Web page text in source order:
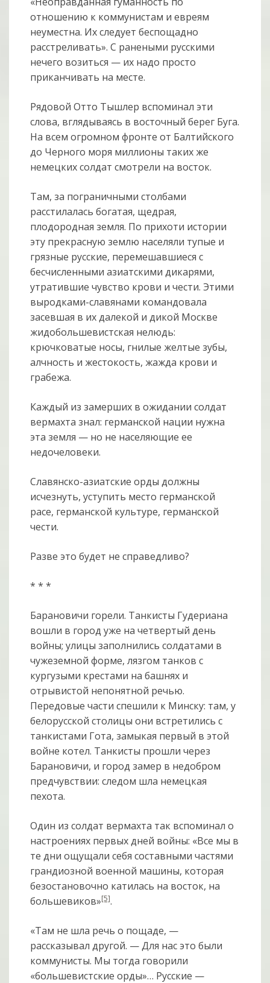
отношению к коммунистам и евреям
неуместна. Их следует беспощадно
расстреливать». С ранеными русскими
нечего возиться — их надо просто
приканчивать на месте.
Рядовой Отто Тышлер вспоминал эти
слова, вглядываясь в восточный берег Буга.
На всем огромном фронте от Балтийского
до Черного моря миллионы таких же
немецких солдат смотрели на восток.
Там, за пограничными столбами
расстилалась богатая, щедрая,
плодородная земля. По прихоти истории
эту прекрасную землю населяли тупые и
грязные русские, перемешавшиеся с
бесчисленными азиатскими дикарями,
утратившие чувство крови и чести. Этими
выродками-славянами командовала
засевшая в их далекой и дикой Москве
жидобольшевистская нелюдь:
крючковатые носы, гнилые желтые зубы,
алчность и жестокость, жажда крови и
грабежа.
Каждый из замерших в ожидании солдат
вермахта знал: германской нации нужна
эта земля — но не населяющие ее
недочеловеки.
Славянско-азиатские орды должны
исчезнуть, уступить место германской
расе, германской культуре, германской
чести.
Разве это будет не справедливо?
* * *
Барановичи горели. Танкисты Гудериана
вошли в город уже на четвертый день
войны; улицы заполнились солдатами в
чужеземной форме, лязгом танков с
кургузыми крестами на башнях и
отрывистой непонятной речью.
Передовые части спешили к Минску: там, у
белорусской столицы они встретились с
танкистами Гота, замыкая первый в этой
войне котел. Танкисты прошли через
Барановичи, и город замер в недобром
предчувствии: следом шла немецкая
пехота.
Один из солдат вермахта так вспоминал о
настроениях первых дней войны: «Все мы в
те дни ощущали себя составными частями
грандиозной военной машины, которая
безостановочно катилась на восток, на
большевиков»[5].
«Там не шла речь о пощаде, —
рассказывал другой. — Для нас это были
коммунисты. Мы тогда говорили
«большевистские орды»… Русские —